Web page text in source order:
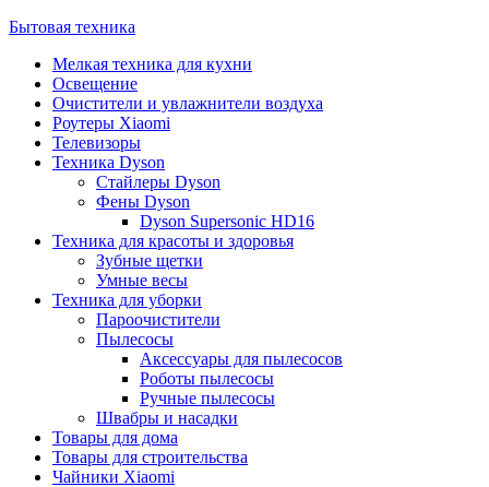
Бытовая техника
Мелкая техника для кухни
Освещение
Очистители и увлажнители воздуха
Роутеры Xiaomi
Телевизоры
Техника Dyson
Стайлеры Dyson
Фены Dyson
Dyson Supersonic HD16
Техника для красоты и здоровья
Зубные щетки
Умные весы
Техника для уборки
Пароочистители
Пылесосы
Аксессуары для пылесосов
Роботы пылесосы
Ручные пылесосы
Швабры и насадки
Товары для дома
Товары для строительства
Чайники Xiaomi